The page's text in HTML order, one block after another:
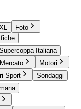
Foto
Supercoppa Italiana
Mercato
Motori
Sport
Sondaggi